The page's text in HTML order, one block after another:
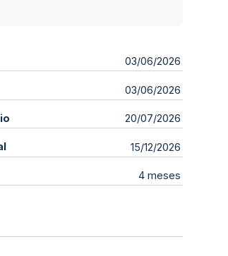
03/06/2026
03/06/2026
20/07/2026
15/12/2026
4 meses